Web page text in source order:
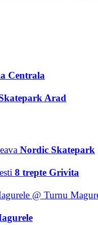
Centrala
Arad
Nordic Skatepark
8 trepte Grivita